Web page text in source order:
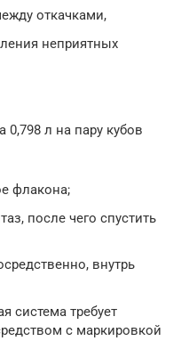
откачками,
неприятных
л на пару кубов
флакона;
после чего спустить
внутрь
система требует
с маркировкой